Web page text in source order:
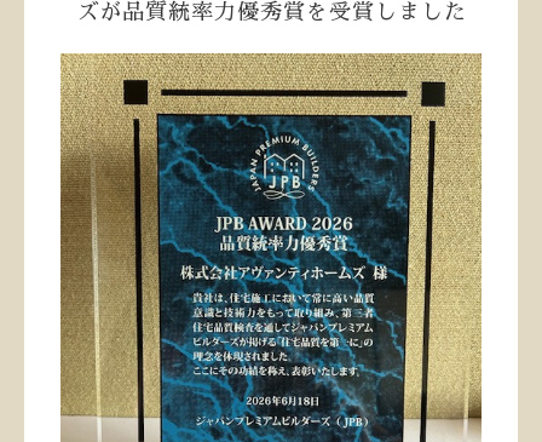
ズが品質統率力優秀賞を受賞しました